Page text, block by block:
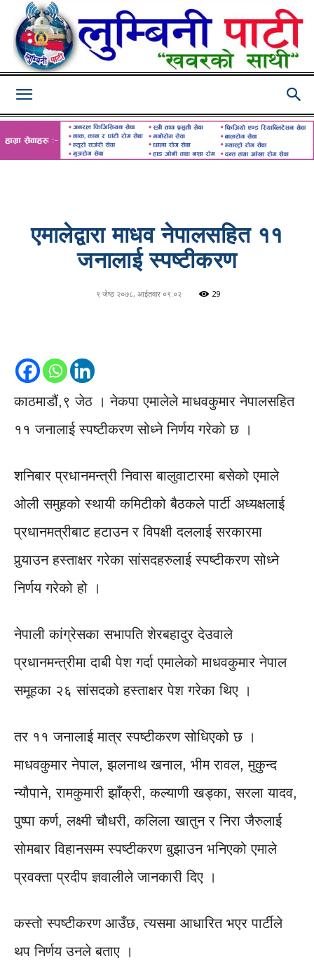
एमालेद्वारा माधव नेपालसहित ११
जनालाई स्पष्टीकरण
९ जेष्ठ २०७८, आईतवार ०९:०२ 29
काठमाडौं,९ जेठ । नेकपा एमालेले माधवकुमार नेपालसहित
११ जनालाई स्पष्टीकरण सोध्ने निर्णय गरेको छ ।
शनिबार प्रधानमन्त्री निवास बालुवाटारमा बसेको एमाले
ओली समुहको स्थायी कमिटीको बैठकले पार्टी अध्यक्षलाई
प्रधानमत्रीबाट हटाउन र विपक्षी दललाई सरकारमा
पुर्‍याउन हस्ताक्षर गरेका सांसदहरुलाई स्पष्टीकरण सोध्ने
निर्णय गरेको हो ।
नेपाली कांग्रेसका सभापति शेरबहादुर देउवाले
प्रधानमन्त्रीमा दाबी पेश गर्दा एमालेको माधवकुमार नेपाल
समूहका २६ सांसदको हस्ताक्षर पेश गरेका थिए ।
तर ११ जनालाई मात्र स्पष्टीकरण सोधिएको छ ।
माधवकुमार नेपाल, झलनाथ खनाल, भीम रावल, मुकुन्द
न्यौपाने, रामकुमारी झाँक्री, कल्याणी खड्का, सरला यादव,
पुष्पा कर्ण, लक्ष्मी चौधरी, कलिला खातुन र निरा जैरुलाई
साेमबार विहानसम्म स्पष्टीकरण बुझाउन भनिएको एमाले
प्रवक्ता प्रदीप ज्ञवालीले जानकारी दिए ।
कस्तो स्पष्टीकरण आउँछ, त्यसमा आधारित भएर पार्टीले
थप निर्णय उनले बताए ।